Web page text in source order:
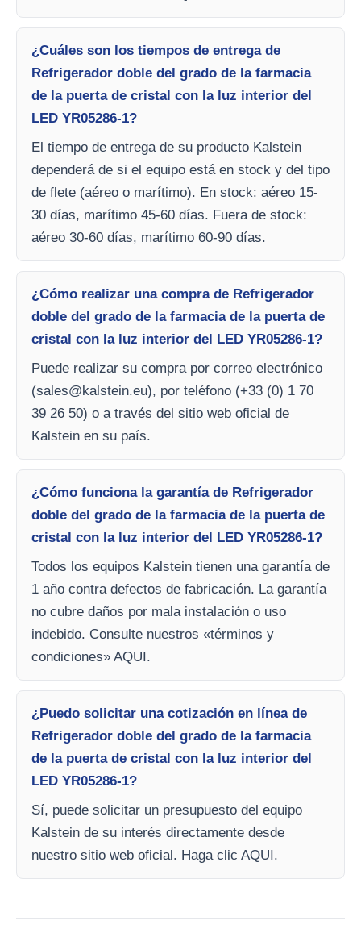
¿Cuáles son los tiempos de entrega de
Refrigerador doble del grado de la farmacia
de la puerta de cristal con la luz interior del
LED YR05286-1?
El tiempo de entrega de su producto Kalstein
dependerá de si el equipo está en stock y del tipo
de flete (aéreo o marítimo). En stock: aéreo 15-
30 días, marítimo 45-60 días. Fuera de stock:
aéreo 30-60 días, marítimo 60-90 días.
¿Cómo realizar una compra de Refrigerador
doble del grado de la farmacia de la puerta de
cristal con la luz interior del LED YR05286-1?
Puede realizar su compra por correo electrónico
(sales@kalstein.eu), por teléfono (+33 (0) 1 70
39 26 50) o a través del sitio web oficial de
Kalstein en su país.
¿Cómo funciona la garantía de Refrigerador
doble del grado de la farmacia de la puerta de
cristal con la luz interior del LED YR05286-1?
Todos los equipos Kalstein tienen una garantía de
1 año contra defectos de fabricación. La garantía
no cubre daños por mala instalación o uso
indebido. Consulte nuestros «términos y
condiciones» AQUI.
¿Puedo solicitar una cotización en línea de
Refrigerador doble del grado de la farmacia
de la puerta de cristal con la luz interior del
LED YR05286-1?
Sí, puede solicitar un presupuesto del equipo
Kalstein de su interés directamente desde
nuestro sitio web oficial. Haga clic AQUI.